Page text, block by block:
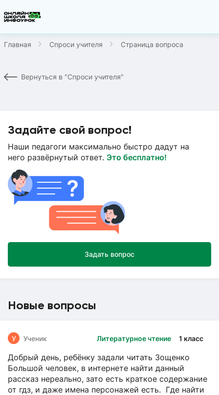
Главная Спроси учителя Страница вопроса
Вернуться в "Спроси учителя"
Задайте свой вопрос!
Наши педагоги максимально быстро дадут на
него развёрнутый ответ. Это бесплатно!
Задать вопрос
Новые вопросы
Литературное чтение 1 класс
У Ученик
Добрый день, ребёнку задали читать Зощенко
Большой человек, в интернете найти данный
рассказ нереально, зато есть краткое содержание
от гдз, и даже имена персонажей есть. Где найти